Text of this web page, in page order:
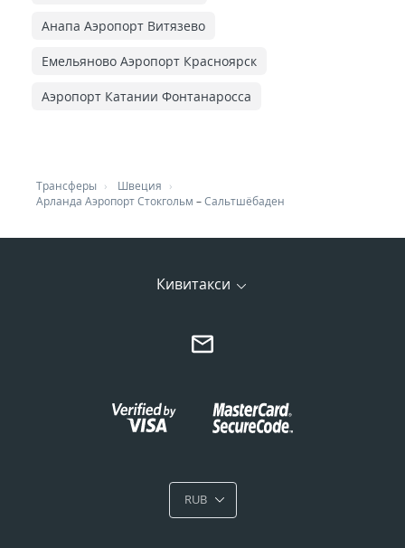
Анапа Аэропорт Витязево
Емельяново Аэропорт Красноярск
Аэропорт Катании Фонтанаросса
Трансферы
Швеция
Арланда Аэропорт Стокгольм –Сальтшёбаден
Кивитакси
RUB